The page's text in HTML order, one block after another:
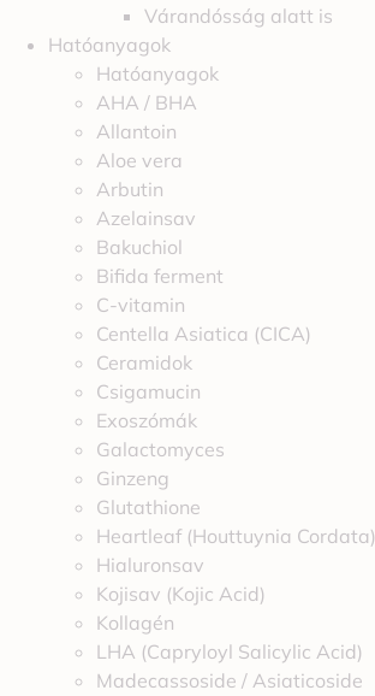
Várandósság alatt is
Hatóanyagok
Hatóanyagok
AHA / BHA
Allantoin
Aloe vera
Arbutin
Azelainsav
Bakuchiol
Bifida ferment
C-vitamin
Centella Asiatica (CICA)
Ceramidok
Csigamucin
Exoszómák
Galactomyces
Ginzeng
Glutathione
Heartleaf (Houttuynia Cordata)
Hialuronsav
Kojisav (Kojic Acid)
Kollagén
LHA (Capryloyl Salicylic Acid)
Madecassoside / Asiaticoside